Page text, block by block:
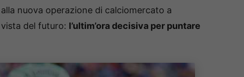
nuova operazione di calciomercato a
del futuro: l’ultim’ora decisiva per puntare